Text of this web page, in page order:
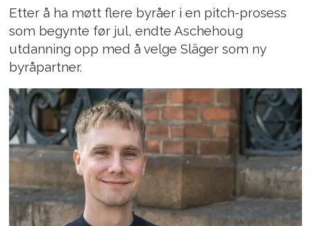
Etter å ha møtt flere byråer i en pitch-prosess
som begynte før jul, endte Aschehoug
utdanning opp med å velge Släger som ny
byråpartner.